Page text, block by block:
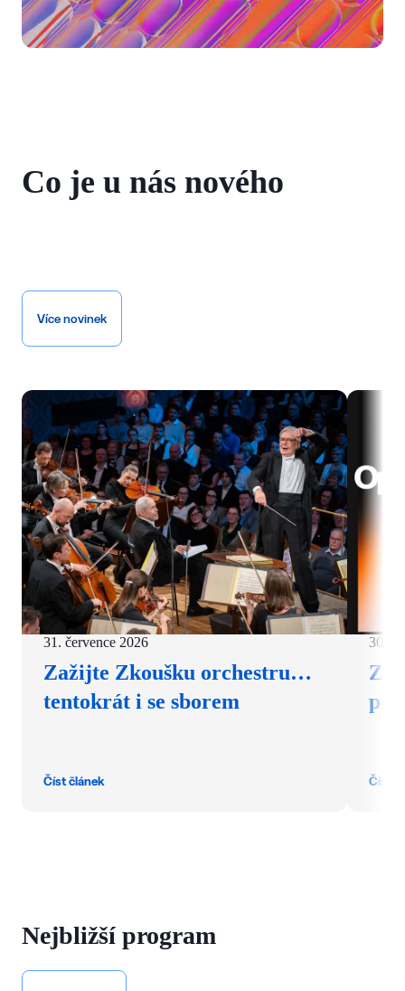
Co je u nás nového
Více novinek
31. července 2026
Zažijte Zkoušku orchestru…
tentokrát i se sborem
Číst článek
30.
Číst
Nejbližší program